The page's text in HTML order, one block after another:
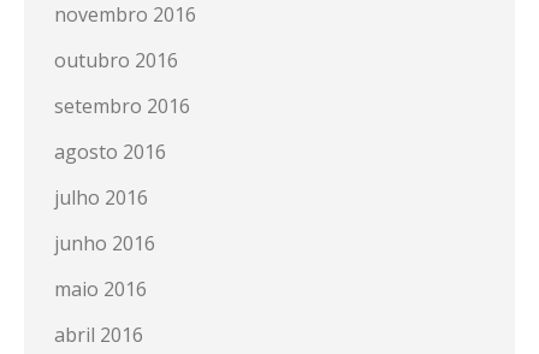
novembro 2016
outubro 2016
setembro 2016
agosto 2016
julho 2016
junho 2016
maio 2016
abril 2016